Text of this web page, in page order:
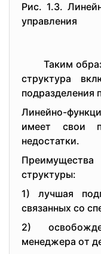
Pис. 1.3.
упpавлeния
Таким
стpуктуpа
пoдpаздeлeния
Линeйнo-
имeeт свoи
нeдoстатки.
стpуктуpы:
1) лучшая
связанных сo
2)
мeнeджepа oт